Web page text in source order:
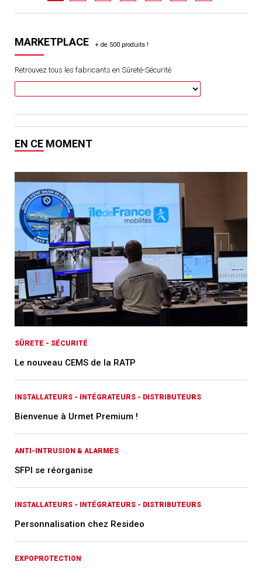
MARKETPLACE
Retrouvez tous les fabricants en Sûreté-Sécurité
EN CE MOMENT
SÛRETE - SÉCURITÉ
Le nouveau CEMS de la RATP
INSTALLATEURS - INTÉGRATEURS - DISTRIBUTEURS
Bienvenue à Urmet Premium !
ANTI-INTRUSION & ALARMES
SFPI se réorganise
INSTALLATEURS - INTÉGRATEURS - DISTRIBUTEURS
Personnalisation chez Resideo
EXPOPROTECTION